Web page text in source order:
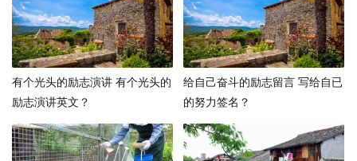
有个光头的励志演讲 有个光头的
励志演讲英文？
给自己奋斗的励志留言 写给自已
的努力签名？